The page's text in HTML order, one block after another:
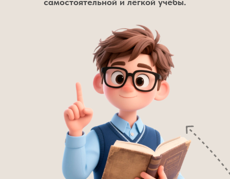
ВАРИАНТЫ УЧАСТИЯ
БЕСПЛАТНОЕ УЧАСТИЕ
Участие в 5-и основных эфирах марафона
Доступ в закрытый Telegram-канал
Сертификат о прохождении марафона
0 руб.
1990 руб.
ЗАРЕГИСТРИРОВАТЬСЯ БЕСПЛАТНО
который придет сразу после регистрации